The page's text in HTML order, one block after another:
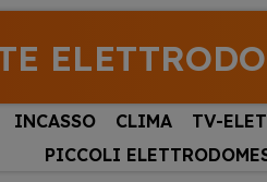
INCASSO CLIMA TV-
PICCOLI